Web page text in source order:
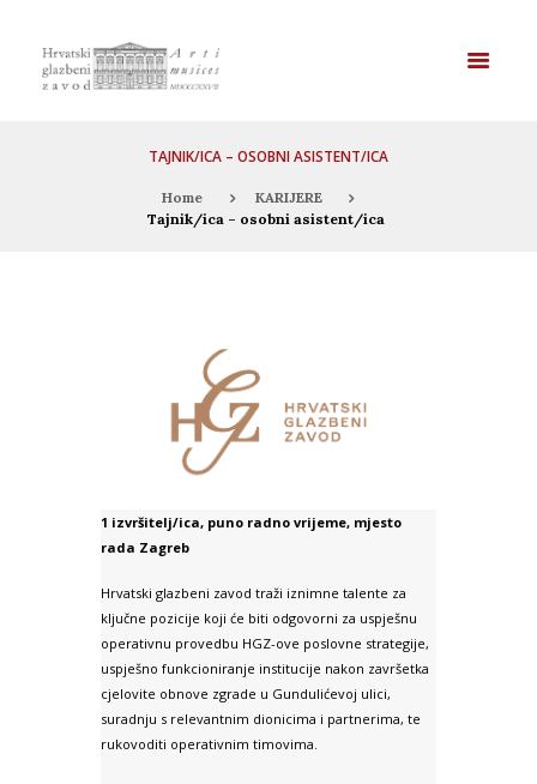
TAJNIK/ICA – OSOBNI ASISTENT/ICA
Home
KARIJERE
Tajnik/ica – osobni asistent/ica
1 izvršitelj/ica, puno radno vrijeme, mjesto
rada Zagreb
Hrvatski glazbeni zavod traži iznimne talente za
ključne pozicije koji će biti odgovorni za uspješnu
operativnu provedbu HGZ-ove poslovne strategije,
uspješno funkcioniranje institucije nakon završetka
cjelovite obnove zgrade u Gundulićevoj ulici,
suradnju s relevantnim dionicima i partnerima, te
rukovoditi operativnim timovima.